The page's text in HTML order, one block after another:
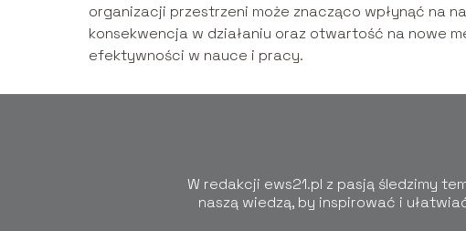
organizacji przestrzeni może znacząco wpłynąć na
konsekwencja w działaniu oraz otwartość na nowe
efektywności w nauce i pracy.
W redakcji ews21.pl z pasją śledzimy
naszą wiedzą, by inspirować i